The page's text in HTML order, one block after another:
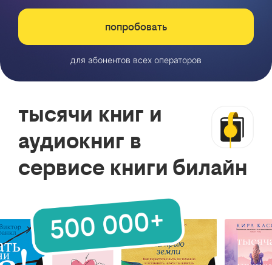
попробовать
для абонентов всех операторов
тысячи книг и
аудиокниг в
сервисе книги билайн